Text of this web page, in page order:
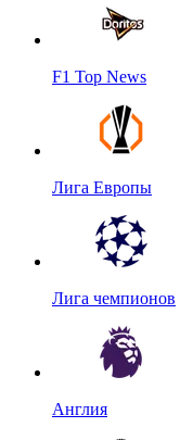
F1 Top News
Лига Европы
Лига чемпионов
Англия